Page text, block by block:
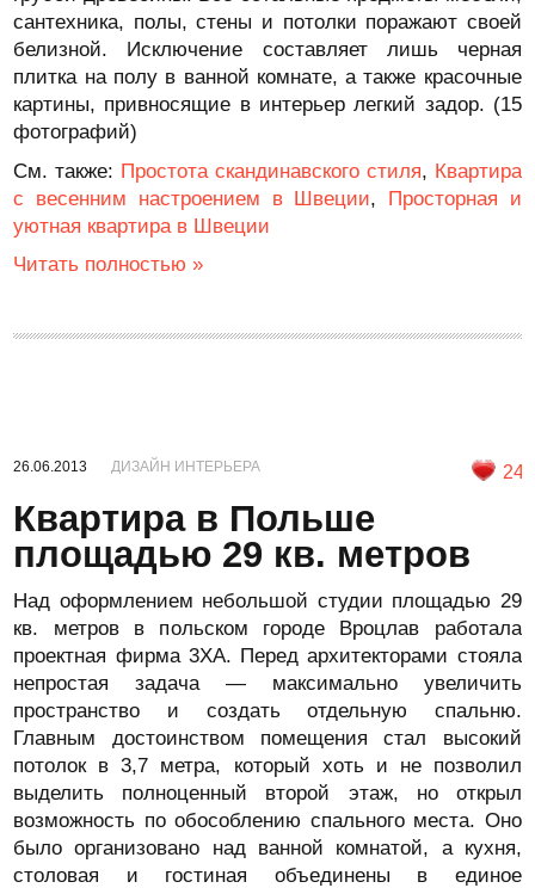
сантехника, полы, стены и потолки поражают своей
белизной. Исключение составляет лишь черная
плитка на полу в ванной комнате, а также красочные
картины, привносящие в интерьер легкий задор. (15
фотографий)
См. также: Простота скандинавского стиля, Квартира
с весенним настроением в Швеции, Просторная и
уютная квартира в Швеции
Читать полностью »
26.06.2013 ДИЗАЙН ИНТЕРЬЕРА 24
Квартира в Польше
площадью 29 кв. метров
Над оформлением небольшой студии площадью 29
кв. метров в польском городе Вроцлав работала
проектная фирма 3XA. Перед архитекторами стояла
непростая задача — максимально увеличить
пространство и создать отдельную спальню.
Главным достоинством помещения стал высокий
потолок в 3,7 метра, который хоть и не позволил
выделить полноценный второй этаж, но открыл
возможность по обособлению спального места. Оно
было организовано над ванной комнатой, а кухня,
столовая и гостиная объединены в единое